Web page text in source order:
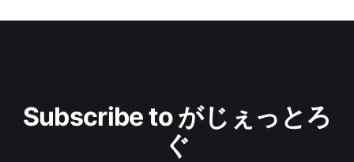
Subscribe to がじぇっとろ
ぐ